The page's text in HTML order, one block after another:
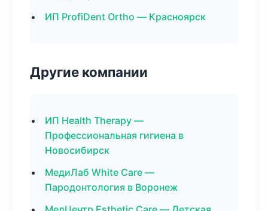
ИП ProfiDent Ortho — Красноярск
Другие компании
ИП Health Therapy —
Профессиональная гигиена в
Новосибирск
МедиЛаб White Care —
Пародонтология в Воронеж